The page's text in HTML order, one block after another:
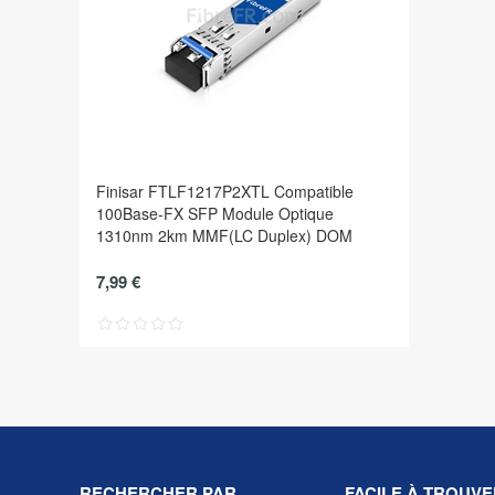
Finisar FTLF1217P2XTL Compatible
100Base-FX SFP Module Optique
1310nm 2km MMF(LC Duplex) DOM
7,99 €